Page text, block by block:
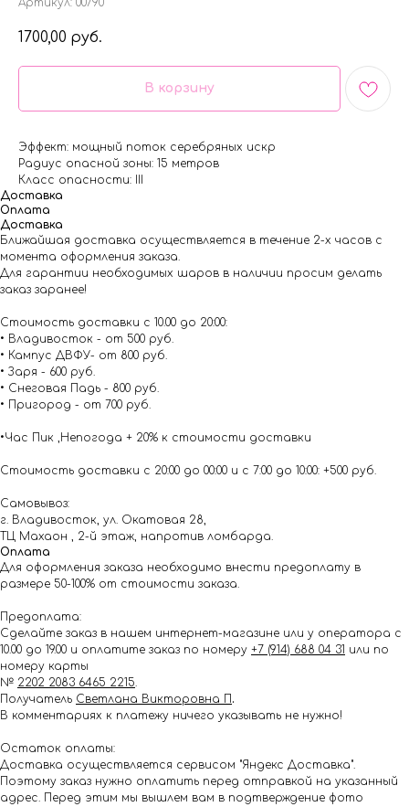
Артикул: 00790
1700,00 руб.
В корзину
Эффект: мощный поток серебряных искр
Радиус опасной зоны: 15 метров
Класс опасности: III
Доставка
Оплата
Доставка
Ближайшая доставка осуществляется в течение 2-х часов с
момента оформления заказа.
Для гарантии необходимых шаров в наличии просим делать
заказ заранее!
Стоимость доставки с 10.00 до 20:00:
• Владивосток - от 500 руб.
• Кампус ДВФУ- от 800 руб.
• Заря - 600 руб.
• Снеговая Падь - 800 руб.
• Пригород - от 700 руб.
•Час Пик ,Непогода + 20% к стоимости доставки
Стоимость доставки с 20:00 до 00:00 и с 7:00 до 10:00: +500 руб.
Самовывоз:
г. Владивосток, ул. Окатовая 28,
ТЦ Махаон , 2-й этаж, напротив ломбарда.
Оплата
Для оформления заказа необходимо внести предоплату в
размере 50-100% от стоимости заказа.
Предоплата:
Сделайте заказ в нашем интернет-магазине или у оператора с
10.00 до 19.00 и оплатите заказ по номеру +7 (914) 688 04 31 или по
номеру карты
№ 2202 2083 6465 2215.
Получатель Светлана Викторовна П .
В комментариях к платежу ничего указывать не нужно!
Остаток оплаты:
Доставка осуществляется сервисом "Яндекс Доставка".
Поэтому заказ нужно оплатить перед отправкой на указанный
адрес. Перед этим мы вышлем вам в подтверждение фото